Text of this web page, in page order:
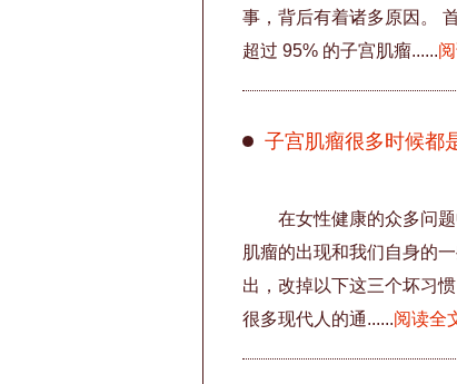
事，背后有着诸多原因。
超过 95% 的子宫肌瘤......
子宫肌瘤很多时候都
在女性健康的众多问
肌瘤的出现和我们自身的
出，改掉以下这三个坏习
很多现代人的通......阅读全